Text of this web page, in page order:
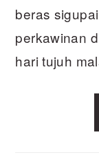
beras
perkawinan
hari tujuh